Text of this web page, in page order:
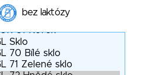
bez laktózy